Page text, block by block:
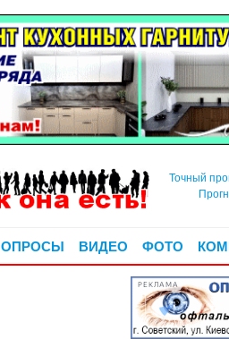
Точный
ОПРОСЫ ВИДЕО ФОТО
РЕКЛАМА